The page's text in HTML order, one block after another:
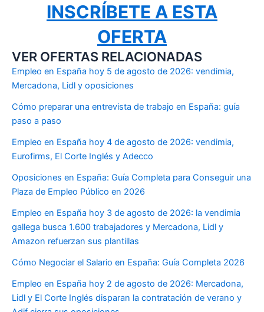
INSCRÍBETE A ESTA
OFERTA
VER OFERTAS RELACIONADAS
Empleo en España hoy 5 de agosto de 2026: vendimia,
Mercadona, Lidl y oposiciones
Cómo preparar una entrevista de trabajo en España: guía
paso a paso
Empleo en España hoy 4 de agosto de 2026: vendimia,
Eurofirms, El Corte Inglés y Adecco
Oposiciones en España: Guía Completa para Conseguir una
Plaza de Empleo Público en 2026
Empleo en España hoy 3 de agosto de 2026: la vendimia
gallega busca 1.600 trabajadores y Mercadona, Lidl y
Amazon refuerzan sus plantillas
Cómo Negociar el Salario en España: Guía Completa 2026
Empleo en España hoy 2 de agosto de 2026: Mercadona,
Lidl y El Corte Inglés disparan la contratación de verano y